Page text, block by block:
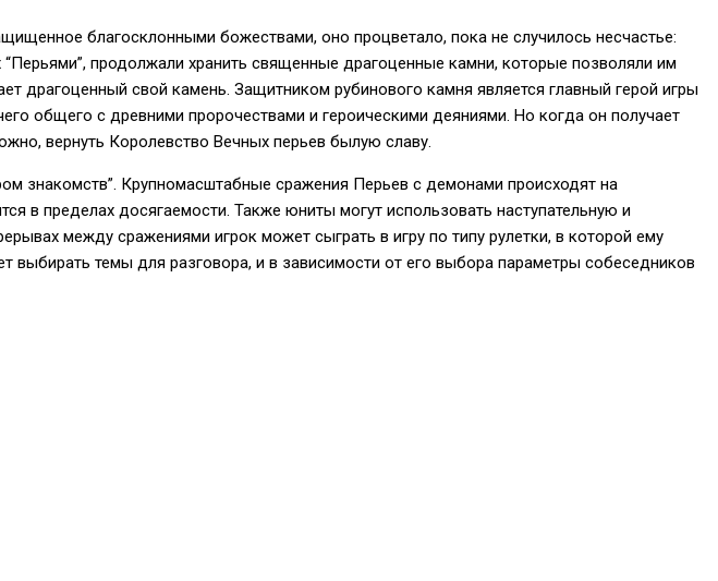
благосклонными божествами, оно процветало, пока не случилось несчастье:
продолжали хранить священные драгоценные камни, которые позволяли им
свой камень. Защитником рубинового камня является главный герой игры
общего с древними пророчествами и героическими деяниями. Но когда он получает
вернуть Королевство Вечных перьев былую славу.
знакомств”. Крупномасштабные сражения Перьев с демонами происходят на
в пределах досягаемости. Также юниты могут использовать наступательную и
между сражениями игрок может сыграть в игру по типу рулетки, в которой ему
темы для разговора, и в зависимости от его выбора параметры собеседников